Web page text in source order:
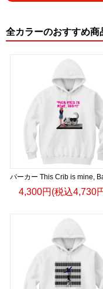
全カラーのおすすめ商
パーカー This Crib is mine,
4,300円(税込4,730